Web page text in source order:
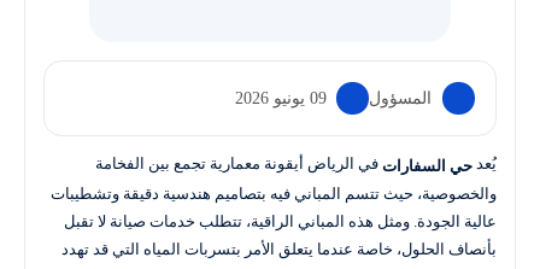
المسؤول 09 يونيو 2026
يُعد حي السفارات في الرياض أيقونة معمارية تجمع بين الفخامة
والخصوصية، حيث تتسم المباني فيه بتصاميم هندسية دقيقة وتشطيبات
عالية الجودة. ومثل هذه المباني الراقية، تتطلب خدمات صيانة لا تقبل
بأنصاف الحلول، خاصة عندما يتعلق الأمر بتسربات المياه التي قد تهدد